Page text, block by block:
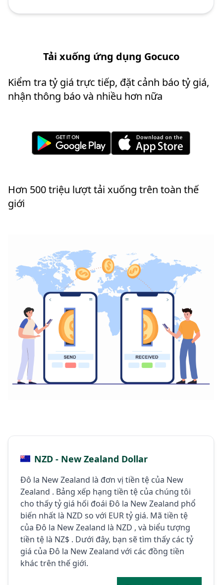
Tải xuống ứng dụng Gocuco
Kiểm tra tỷ giá trực tiếp, đặt cảnh báo tỷ giá,
nhận thông báo và nhiều hơn nữa
Hơn 500 triệu lượt tải xuống trên toàn thế
giới
NZD - New Zealand Dollar
Đô la New Zealand là đơn vị tiền tệ của New
Zealand . Bảng xếp hạng tiền tệ của chúng tôi
cho thấy tỷ giá hối đoái Đô la New Zealand phổ
biến nhất là NZD so với EUR tỷ giá. Mã tiền tệ
của Đô la New Zealand là NZD , và biểu tượng
tiền tệ là NZ$ . Dưới đây, bạn sẽ tìm thấy các tỷ
giá của Đô la New Zealand với các đồng tiền
khác trên thế giới.